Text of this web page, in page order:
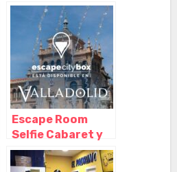
Valladolid –
Castilla y León
Escape Room
Selfie Cabaret y
Puénting Virtual
en Valladolid,